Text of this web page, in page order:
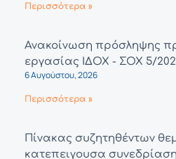
Περισσότερα »
Ανακοίνωση πρόσληψης
εργασίας ΙΔΟΧ - ΣΟΧ 5/
6 Αυγούστου, 2026
Περισσότερα »
Πίνακας συζητηθέντων
κατεπειγουσα